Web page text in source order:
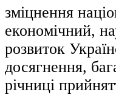
зміцнення
економічний,
розвиток
досягнення,
річниці